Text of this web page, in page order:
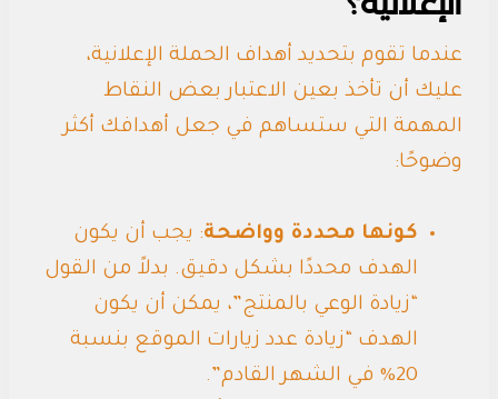
عندما تقوم بتحديد أهداف الحملة الإعلانية،
عليك أن تأخذ بعين الاعتبار بعض النقاط
المهمة التي ستساهم في جعل أهدافك أكثر
وضوحًا:
كونها محددة وواضحة: يجب أن يكون
الهدف محددًا بشكل دقيق. بدلاً من القول
“زيادة الوعي بالمنتج”، يمكن أن يكون
الهدف “زيادة عدد زيارات الموقع بنسبة
20% في الشهر القادم”.